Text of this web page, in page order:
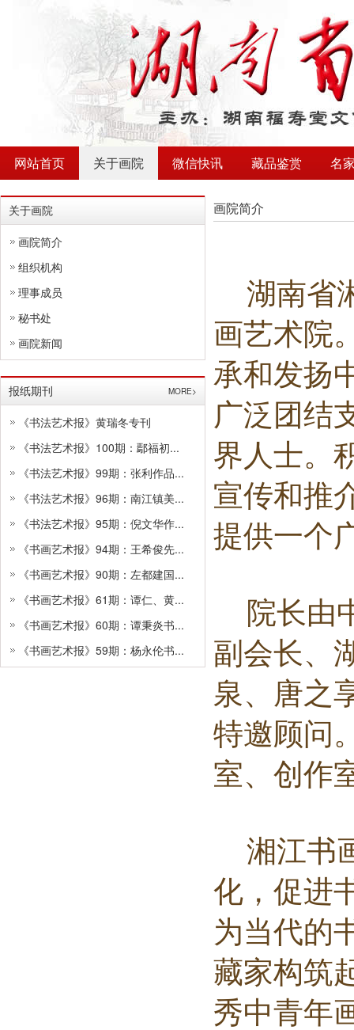
网站首页 关于画院 微信快讯 藏品鉴赏 名
关于画院
画院简介
组织机构
理事成员
秘书处
画院新闻
报纸期刊 MORE>
《书法艺术报》黄瑞冬专刊
《书法艺术报》100期：鄢福初...
《书法艺术报》99期：张利作品...
《书法艺术报》96期：南江镇美...
《书法艺术报》95期：倪文华作...
《书画艺术报》94期：王希俊先...
《书画艺术报》90期：左都建国...
《书画艺术报》61期：谭仁、黄...
《书画艺术报》60期：谭秉炎书...
《书画艺术报》59期：杨永伦书...
画院简介
湖南省
画艺术院
承和发扬
广泛团结
界人士。
宣传和推
提供一个
院长由
副会长、
泉、唐之
特邀顾问
室、创作
湘江书
化，促进
为当代的
藏家构筑
秀中青年